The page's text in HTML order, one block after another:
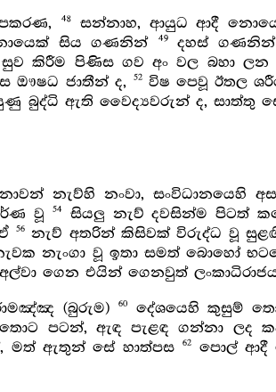
48
සන්නාහ, ආයුධ ආදී
සිය ගණනින්
49දහස්
කිරීම පිණිස ගව අං වල බහා
ඖෂධ ජාතීන් ද, 52විෂ පෙවූ ඊතල
බුද්ධි ඇති වෛද්‍යවරුන් ද, සාත්තු
නැව්හි නංවා, සංවිධානයෙහි
වූ 54 සියලු නැව් දවසින්ම පිටත්
56නැව් අතරින් කිසිවක් විරුද්ධ වූ
නැංගා වූ ඉතා සමත් බොහෝ
ගෙන එයින් ගෙනවුත්
(බුරුම) 60
දේශයෙහි කුසුම්
පටන්, ඇඳ පැළඳ ගන්නා ලද
මත් ඇතුන් සේ හාත්පස 62
පොල් ආදී